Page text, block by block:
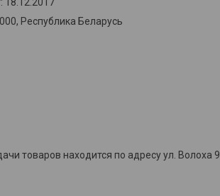
18.12.2017
Республика Беларусь
товаров находится по адресу ул. Волоха